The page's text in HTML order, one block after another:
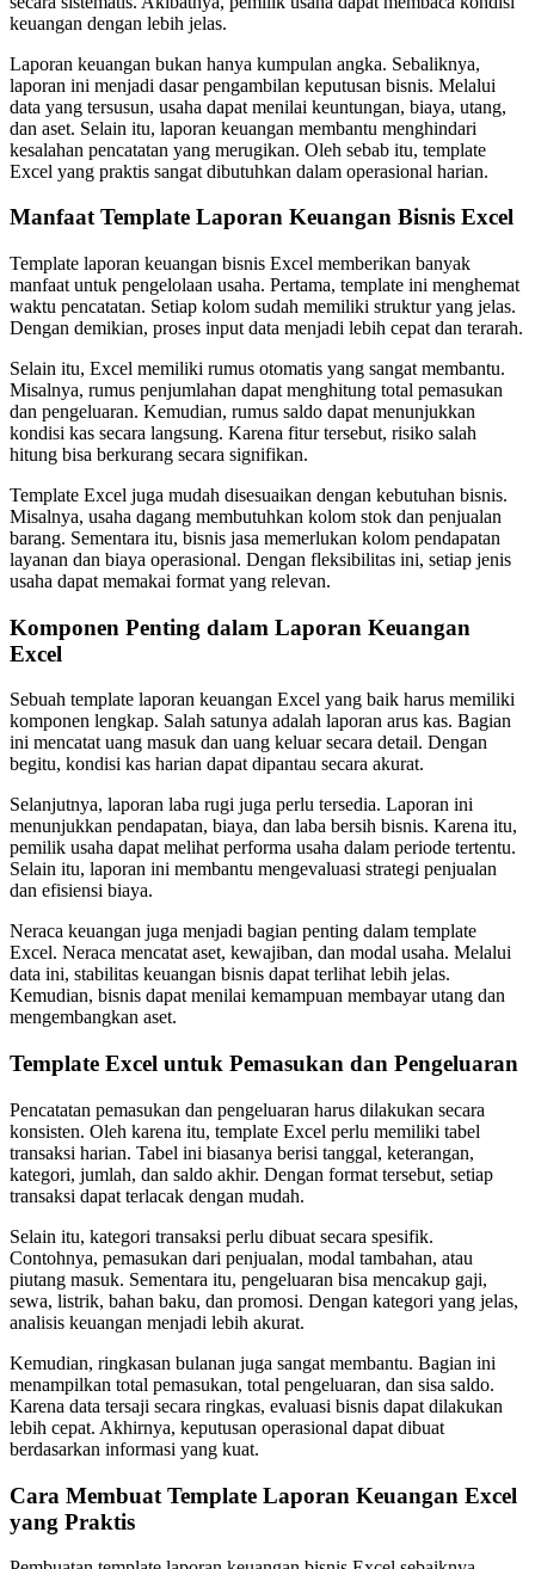
keuangan dengan lebih jelas.
Laporan keuangan bukan hanya kumpulan angka. Sebaliknya,
laporan ini menjadi dasar pengambilan keputusan bisnis. Melalui
data yang tersusun, usaha dapat menilai keuntungan, biaya, utang,
dan aset. Selain itu, laporan keuangan membantu menghindari
kesalahan pencatatan yang merugikan. Oleh sebab itu, template
Excel yang praktis sangat dibutuhkan dalam operasional harian.
Manfaat Template Laporan Keuangan Bisnis Excel
Template laporan keuangan bisnis Excel memberikan banyak
manfaat untuk pengelolaan usaha. Pertama, template ini menghemat
waktu pencatatan. Setiap kolom sudah memiliki struktur yang jelas.
Dengan demikian, proses input data menjadi lebih cepat dan terarah.
Selain itu, Excel memiliki rumus otomatis yang sangat membantu.
Misalnya, rumus penjumlahan dapat menghitung total pemasukan
dan pengeluaran. Kemudian, rumus saldo dapat menunjukkan
kondisi kas secara langsung. Karena fitur tersebut, risiko salah
hitung bisa berkurang secara signifikan.
Template Excel juga mudah disesuaikan dengan kebutuhan bisnis.
Misalnya, usaha dagang membutuhkan kolom stok dan penjualan
barang. Sementara itu, bisnis jasa memerlukan kolom pendapatan
layanan dan biaya operasional. Dengan fleksibilitas ini, setiap jenis
usaha dapat memakai format yang relevan.
Komponen Penting dalam Laporan Keuangan
Excel
Sebuah template laporan keuangan Excel yang baik harus memiliki
komponen lengkap. Salah satunya adalah laporan arus kas. Bagian
ini mencatat uang masuk dan uang keluar secara detail. Dengan
begitu, kondisi kas harian dapat dipantau secara akurat.
Selanjutnya, laporan laba rugi juga perlu tersedia. Laporan ini
menunjukkan pendapatan, biaya, dan laba bersih bisnis. Karena itu,
pemilik usaha dapat melihat performa usaha dalam periode tertentu.
Selain itu, laporan ini membantu mengevaluasi strategi penjualan
dan efisiensi biaya.
Neraca keuangan juga menjadi bagian penting dalam template
Excel. Neraca mencatat aset, kewajiban, dan modal usaha. Melalui
data ini, stabilitas keuangan bisnis dapat terlihat lebih jelas.
Kemudian, bisnis dapat menilai kemampuan membayar utang dan
mengembangkan aset.
Template Excel untuk Pemasukan dan Pengeluaran
Pencatatan pemasukan dan pengeluaran harus dilakukan secara
konsisten. Oleh karena itu, template Excel perlu memiliki tabel
transaksi harian. Tabel ini biasanya berisi tanggal, keterangan,
kategori, jumlah, dan saldo akhir. Dengan format tersebut, setiap
transaksi dapat terlacak dengan mudah.
Selain itu, kategori transaksi perlu dibuat secara spesifik.
Contohnya, pemasukan dari penjualan, modal tambahan, atau
piutang masuk. Sementara itu, pengeluaran bisa mencakup gaji,
sewa, listrik, bahan baku, dan promosi. Dengan kategori yang jelas,
analisis keuangan menjadi lebih akurat.
Kemudian, ringkasan bulanan juga sangat membantu. Bagian ini
menampilkan total pemasukan, total pengeluaran, dan sisa saldo.
Karena data tersaji secara ringkas, evaluasi bisnis dapat dilakukan
lebih cepat. Akhirnya, keputusan operasional dapat dibuat
berdasarkan informasi yang kuat.
Cara Membuat Template Laporan Keuangan Excel
yang Praktis